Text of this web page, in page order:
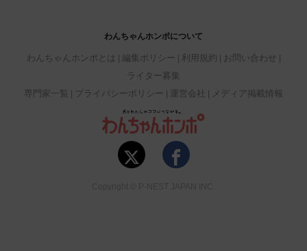
わんちゃんホンポについて
わんちゃんホンポとは 編集ポリシー 利用規約
お問い合わせ
ライター募集
専門家一覧
プライバシーポリシー 運営会社 メディア掲載情報